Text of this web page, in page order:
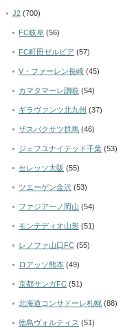
J2 (700)
FC岐阜 (56)
FC町田ゼルビア (57)
V・ファーレン長崎 (45)
カマタマーレ讃岐 (54)
ギラヴァンツ北九州 (37)
ザスパクサツ群馬 (46)
ジェフユナイテッド千葉 (53)
セレッソ大阪 (55)
ツエーゲン金沢 (53)
ファジアーノ岡山 (54)
モンテディオ山形 (51)
レノファ山口FC (55)
ロアッソ熊本 (49)
京都サンガFC (51)
北海道コンサドーレ札幌 (88)
徳島ヴォルティス (51)